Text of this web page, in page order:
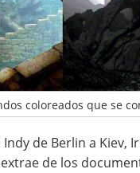
coloreados que se
de Berlin a Kiev,
de los